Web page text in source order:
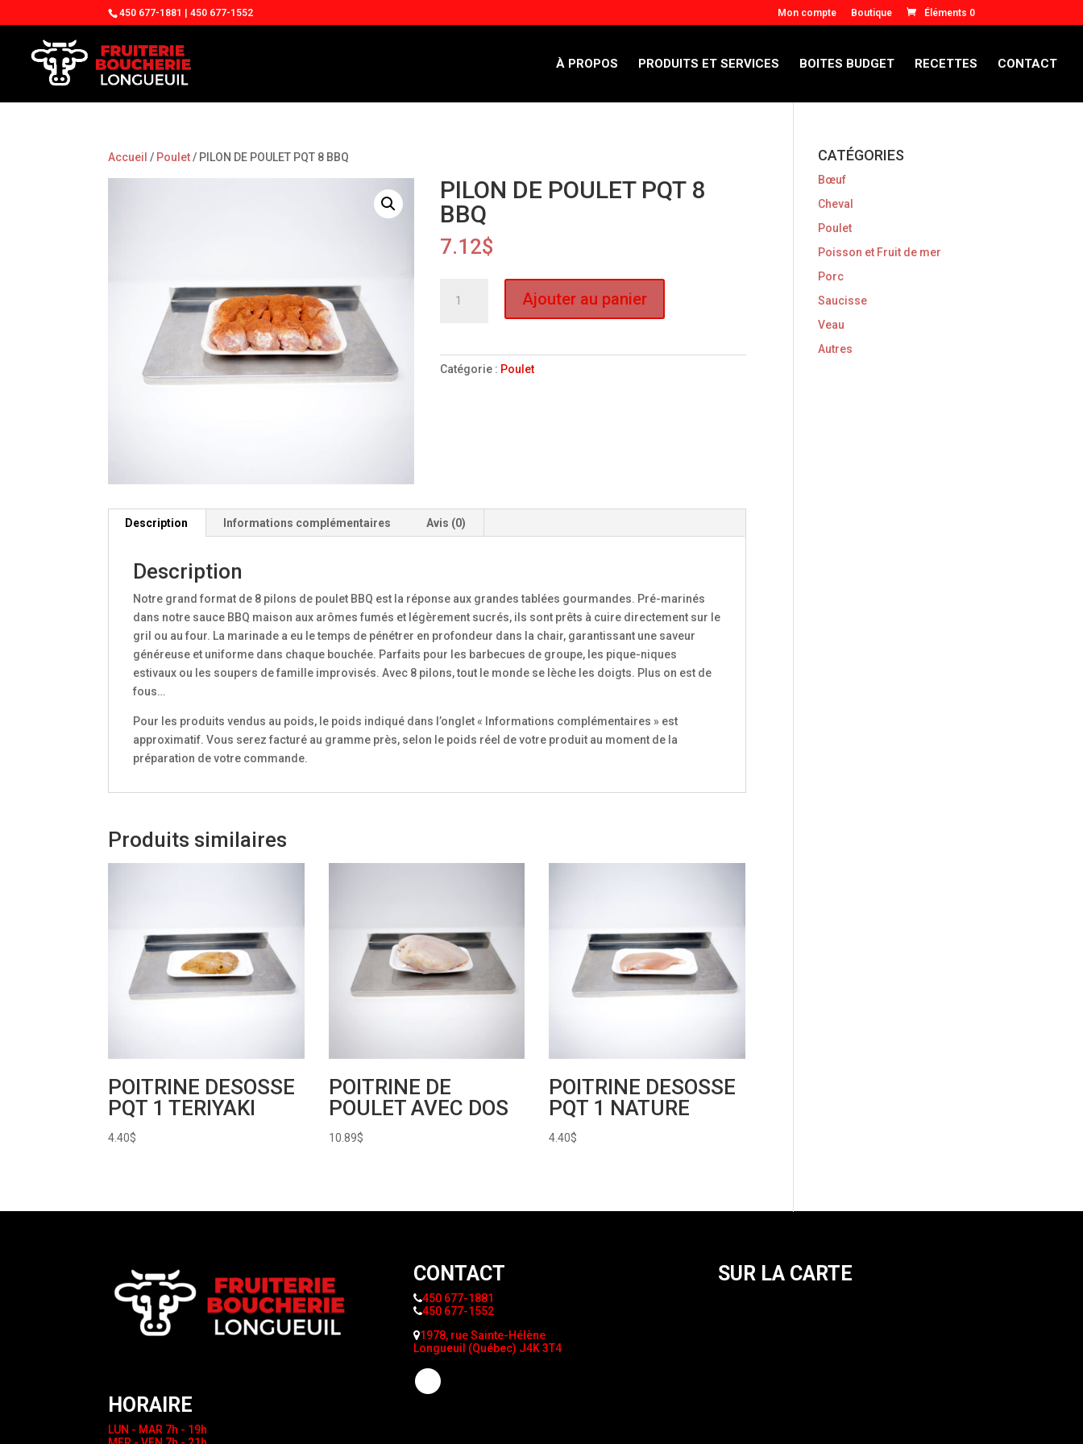
450 677-1881 | 450 677-1552 Mon compte Boutique Éléments 0
À PROPOS PRODUITS ET SERVICES BOITES BUDGET RECETTES CONTACT
Accueil / Poulet/ PILON DE POULET PQT 8 BBQ
PILON DE POULET PQT 8
BBQ
7.12$
Ajouter au panier
Catégorie : Poulet
Description Informations complémentaires Avis (0)
Description
Notre grand format de 8 pilons de poulet BBQ est la réponse aux grandes tablées gourmandes. Pré-marinés
dans notre sauce BBQ maison aux arômes fumés et légèrement sucrés, ils sont prêts à cuire directement sur le
gril ou au four. La marinade a eu le temps de pénétrer en profondeur dans la chair, garantissant une saveur
généreuse et uniforme dans chaque bouchée. Parfaits pour les barbecues de groupe, les pique-niques
estivaux ou les soupers de famille improvisés. Avec 8 pilons, tout le monde se lèche les doigts. Plus on est de
fous…
Pour les produits vendus au poids, le poids indiqué dans l’onglet « Informations complémentaires » est
approximatif. Vous serez facturé au gramme près, selon le poids réel de votre produit au moment de la
préparation de votre commande.
Produits similaires
POITRINE DESOSSE
PQT 1 TERIYAKI
4.40$
POITRINE DE
POULET AVEC DOS
10.89$
POITRINE DESOSSE
PQT 1 NATURE
4.40$
CATÉGORIES
Bœuf
Cheval
Poulet
Poisson et Fruit de mer
Porc
Saucisse
Veau
Autres
HORAIRE
LUN - MAR 7h - 19h
CONTACT
450 677-1881
450 677-1552
1978, rue Sainte-Hélène
Longueuil (Québec) J4K 3T4
SUR LA CARTE